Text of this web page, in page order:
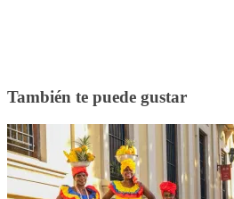
También te puede gustar